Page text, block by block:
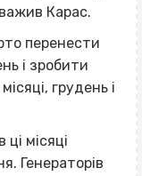
Карас.
перенести
і зробити
грудень і
місяці
Генераторів